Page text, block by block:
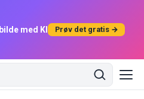
med KI Prøv det gratis →